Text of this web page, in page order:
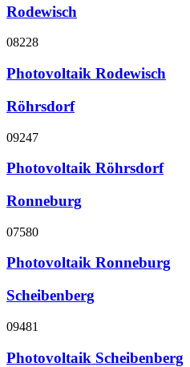
Rodewisch
08228
Photovoltaik Rodewisch
Röhrsdorf
09247
Photovoltaik Röhrsdorf
Ronneburg
07580
Photovoltaik Ronneburg
Scheibenberg
09481
Photovoltaik Scheibenberg